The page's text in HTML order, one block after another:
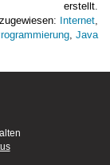
erstellt.
Internet,
,Java